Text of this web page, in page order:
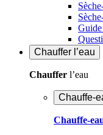
Guide
Chauffer l’eau
Chauffer l’eau
Chauffe-
Chauffe-